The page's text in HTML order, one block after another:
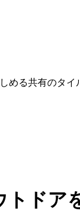
める共有のタ
トド